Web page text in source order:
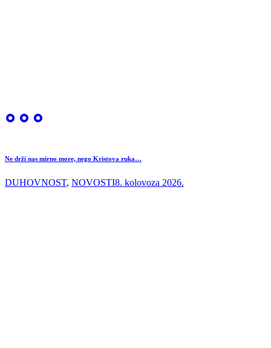
Ne drži nas mirno more, nego Kristova ruka…
DUHOVNOST, NOVOSTI8. kolovoza 2026.